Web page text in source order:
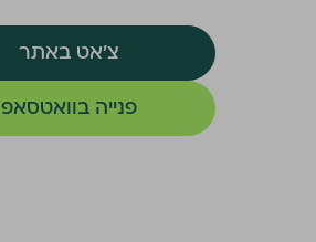
צ׳אט באתר
פנייה בוואטסאפ